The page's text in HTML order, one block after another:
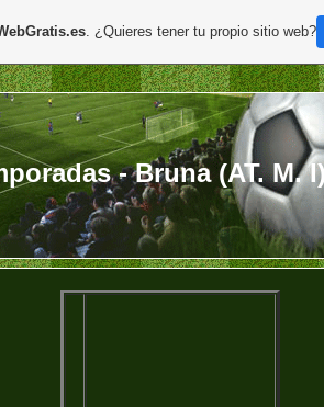
- Bruna (AT. M.
. ¿Quieres tener tu propio sitio web?